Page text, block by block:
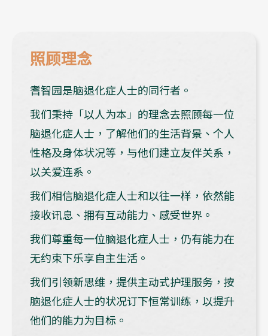
照顾理念
耆智园是脑退化症人士的同行者。
我们秉持「以人为本」的理念去照顾每一位
脑退化症人士，了解他们的生活背景、个人
性格及身体状况等，与他们建立友伴关系，
以关爱连系。
我们相信脑退化症人士和以往一样，依然能
接收讯息、拥有互动能力、感受世界。
我们尊重每一位脑退化症人士，仍有能力在
无约束下乐享自主生活。
我们引领新思维，提供主动式护理服务，按
脑退化症人士的状况订下恒常训练，以提升
他们的能力为目标。